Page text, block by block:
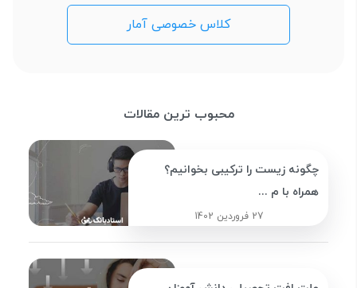
کلاس خصوصی آمار
محبوب ترین مقالات
چگونه زیست را ترکیبی بخوانیم؟
همراه با م ...
27 فروردین 1402